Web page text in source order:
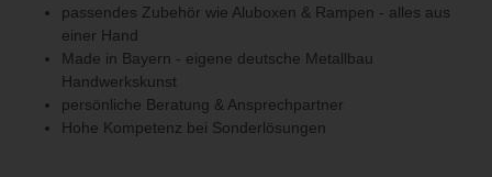
passendes Zubehör wie Aluboxen & Rampen - alles aus
einer Hand
Made in Bayern - eigene deutsche Metallbau
Handwerkskunst
persönliche Beratung & Ansprechpartner
Hohe Kompetenz bei Sonderlösungen